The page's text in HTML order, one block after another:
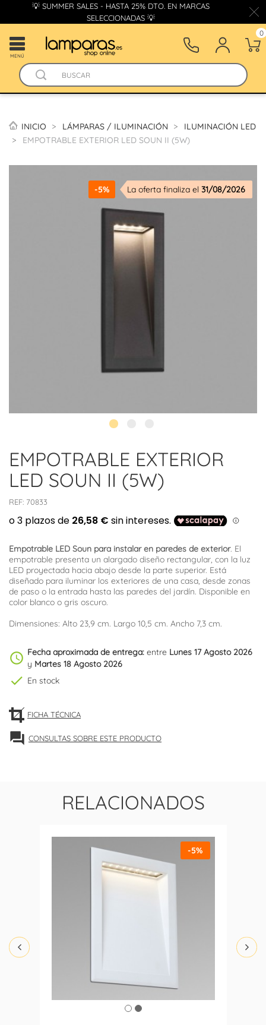
💡 SUMMER SALES - HASTA 25% DTO. EN MARCAS
SELECCIONADAS 💡
MENÚ
0
INICIO LÁMPARAS / ILUMINACIÓN
ILUMINACIÓN LED
EMPOTRABLE EXTERIOR LED SOUN II (5W)
-5% La oferta finaliza el 31/08/2026
EMPOTRABLE EXTERIOR
LED SOUN II (5W)
REF: 70833
Empotrable LED Soun para instalar en paredes de exterior. El
empotrable presenta un alargado diseño rectangular, con la luz
LED proyectada hacia abajo desde la parte superior. Está
diseñado para iluminar los exteriores de una casa, desde zonas
de paso o la entrada hasta las paredes del jardín. Disponible en
color blanco o gris oscuro.
Dimensiones: Alto 23,9 cm. Largo 10,5 cm. Ancho 7,3 cm.
schedule Fecha aproximada de entrega: entre Lunes 17 Agosto 2026
y Martes 18 Agosto 2026
check En stock
FICHA TÉCNICA
forum CONSULTAS SOBRE ESTE PRODUCTO
RELACIONADOS
-5%